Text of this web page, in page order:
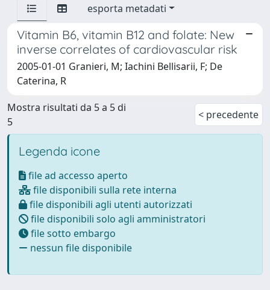
esporta metadati
Vitamin B6, vitamin B12 and folate: New
inverse correlates of cardiovascular risk
2005-01-01 Granieri, M; Iachini Bellisarii, F; De
Caterina, R
Mostra risultati da 5 a 5 di
5
< precedente
Legenda icone
file ad accesso aperto
file disponibili sulla rete interna
file disponibili agli utenti autorizzati
file disponibili solo agli amministratori
file sotto embargo
nessun file disponibile